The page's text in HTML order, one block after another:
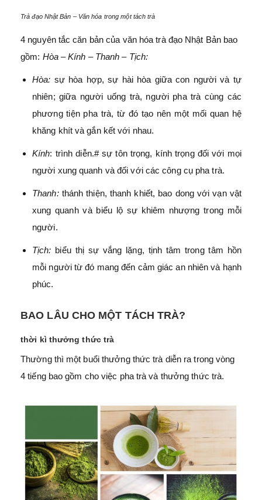
Trà đạo Nhật Bản – Văn hóa trong một tách trà
4 nguyên tắc căn bản của văn hóa trà đạo Nhật Bản bao
gồm: Hòa – Kính – Thanh – Tịch:
Hòa: sự hòa hợp, sự hài hòa giữa con người và tự
nhiên; giữa người uống trà, người pha trà cùng các
phương tiện pha trà, từ đó tạo nên một mối quan hệ
khăng khít và gắn kết với nhau.
Kính: trình diễn.# sự tôn trọng, kính trọng đối với mọi
người xung quanh và đối với các công cụ pha trà.
Thanh: thánh thiện, thanh khiết, bao dong với vạn vật
xung quanh và biểu lộ sự khiêm nhượng trong mỗi
người.
Tịch: biểu thị sự vắng lặng, tịnh tâm trong tâm hồn
mỗi người từ đó mang đến cảm giác an nhiên và hạnh
phúc.
BAO LÂU CHO MỘT TÁCH TRÀ?
thời kì thưởng thức trà
Thường thì một buổi thưởng thức trà diễn ra trong vòng
4 tiếng bao gồm cho việc pha trà và thưởng thức trà.